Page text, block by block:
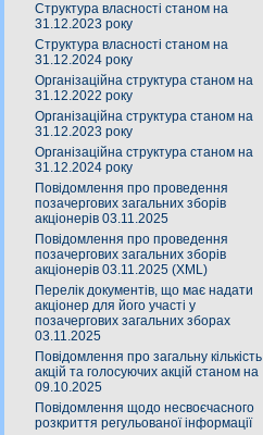
Структура власності станом на
31.12.2023 року
Структура власності станом на
31.12.2024 року
Організаційна структура станом на
31.12.2022 року
Організаційна структура станом на
31.12.2023 року
Організаційна структура станом на
31.12.2024 року
Повідомлення про проведення
позачергових загальних зборів
акціонерів 03.11.2025
Повідомлення про проведення
позачергових загальних зборів
акціонерів 03.11.2025 (XML)
Перелік документів, що має надати
акціонер для його участі у
позачергових загальних зборах
03.11.2025
Повідомлення про загальну кількість
акцій та голосуючих акцій станом на
09.10.2025
Повідомлення щодо несвоєчасного
розкриття регульованої інформації